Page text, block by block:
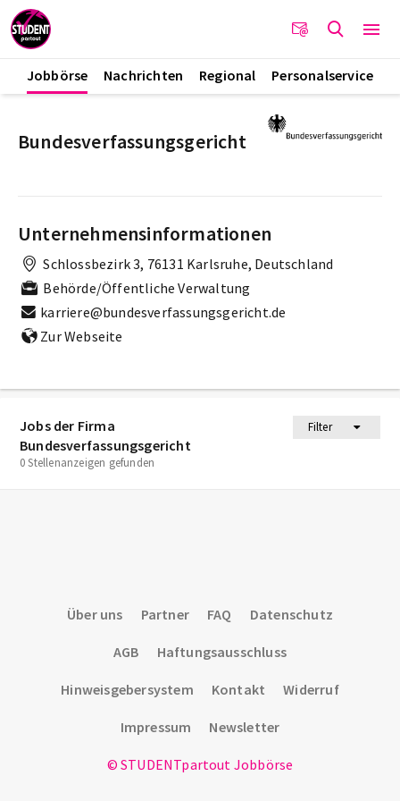
Jobbörse Nachrichten Regional Personalservice
Jobs der Firma
Bundesverfassungsgericht
Filter
0 Stellenanzeigen gefunden
Bundesverfassungsgericht
Unternehmensinformationen
Schlossbezirk 3, 76131 Karlsruhe, Deutschland
Behörde/Öffentliche Verwaltung
karriere@bundesverfassungsgericht.de
Zur Webseite
Über uns Partner FAQ Datenschutz
AGB Haftungsausschluss
Hinweisgebersystem Kontakt Widerruf
Impressum Newsletter
© STUDENTpartout Jobbörse